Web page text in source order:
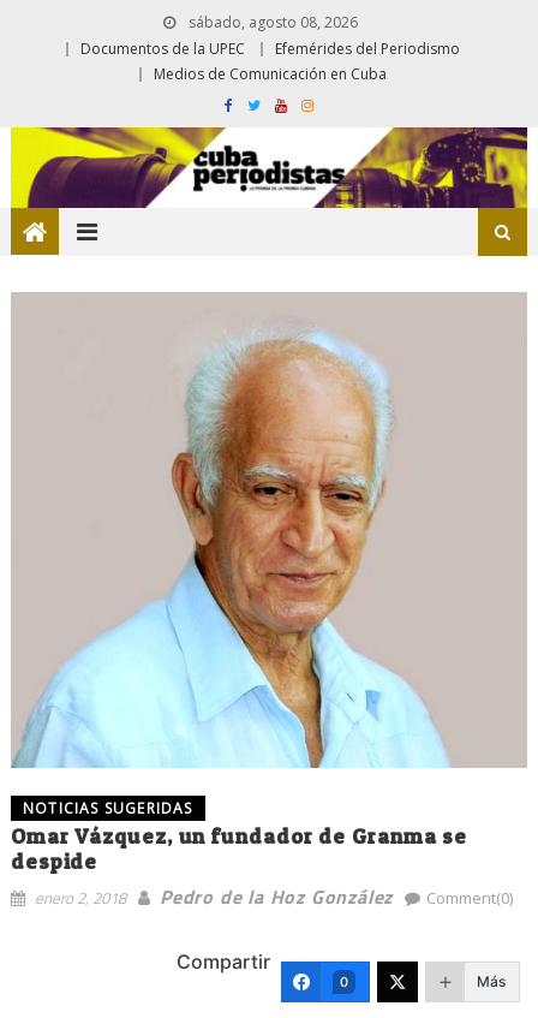
sábado, agosto 08, 2026
Documentos de la UPEC
Efemérides del Periodismo
Medios de Comunicación en Cuba
NOTICIAS SUGERIDAS
Omar Vázquez, un fundador de Granma se
despide
enero 2, 2018 Pedro de la Hoz González Comment(0)
Compartir
0 Más